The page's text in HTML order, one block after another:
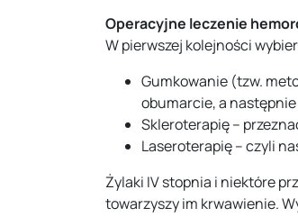
Operacyjne leczenie
W pierwszej kolejności
Gumkowanie (tzw.
obumarcie, a
Skleroterapię –
Laseroterapię – czyli
Żylaki IV stopnia i niektóre
towarzyszy im krwawienie.